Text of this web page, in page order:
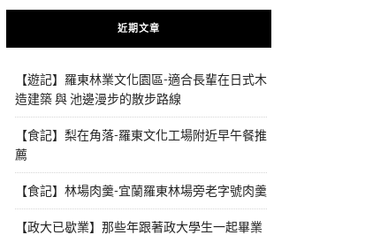
近期文章
【遊記】羅東林業文化園區-適合長輩在日式木
造建築 與 池邊漫步的散步路線
【食記】梨在角落-羅東文化工場附近早午餐推
薦
【食記】林場肉羹-宜蘭羅東林場旁老字號肉羹
【政大已歇業】那些年跟著政大學生一起畢業